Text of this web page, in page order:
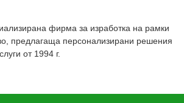
фирма за изработка на рамки
предлагаща персонализирани решения
от 1994 г.